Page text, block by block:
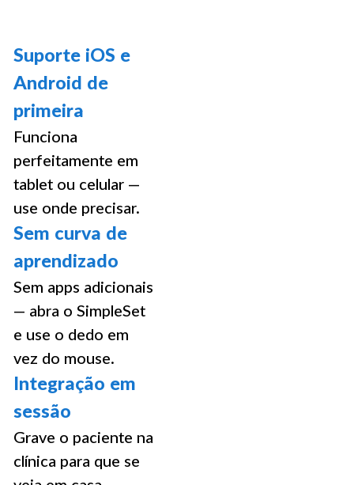
Suporte iOS e
Android de
primeira
Funciona
perfeitamente em
tablet ou celular —
use onde precisar.
Sem curva de
aprendizado
Sem apps adicionais
— abra o SimpleSet
e use o dedo em
vez do mouse.
Integração em
sessão
Grave o paciente na
clínica para que se